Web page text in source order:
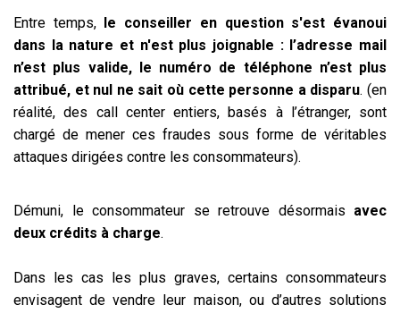
Entre temps,
le conseiller en question s'est évanoui
dans la nature et n'est plus joignable : l’adresse mail
n’est plus valide, le numéro de téléphone n’est plus
attribué, et nul ne sait où cette personne a disparu. (en
réalité, des call center entiers, basés à l’étranger, sont
chargé de mener ces fraudes sous forme de véritables
attaques dirigées contre les consommateurs).
Démuni, le consommateur se retrouve désormais avec
deux crédits à charge.
Dans les cas les plus graves, certains consommateurs
envisagent de vendre leur maison, ou d’autres solutions